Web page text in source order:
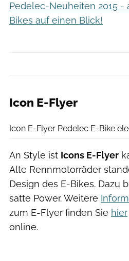
Pedelec-Neuheiten 2015 -
Bikes auf einen Blick!
Icon E-Flyer
Icon E-Flyer Pedelec E-Bike
An Style ist Icons E-Flyer
Alte Rennmotorräder
Design des E-Bikes. Dazu
satte Power. Weitere
zum E-Flyer finden Sie hier
online.